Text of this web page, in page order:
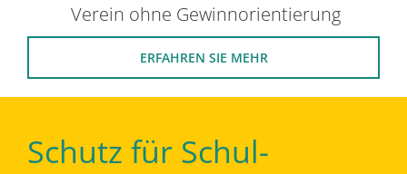
Verein ohne Gewinnorientierung
ERFAHREN SIE MEHR
Schutz für Schul-